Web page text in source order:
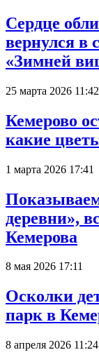
Сердце
вернулся
«Зимней
25 марта 2026 11:42
Кемерово
какие
1 марта 2026 17:41
деревни»,
Кемерова
8 мая 2026 17:11
Осколки
парк в
8 апреля 2026 11:24